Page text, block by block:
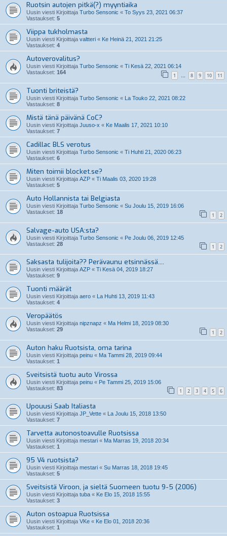
Ruotsin autojen pitkä(?) myyntiaika
Uusin viesti Kirjoittaja Turbo Sensonic « To Syys 23, 2021 06:37
Vastaukset: 5
Viippa tukholmasta
Uusin viesti Kirjoittaja valtteri « Ke Heinä 21, 2021 21:25
Vastaukset: 4
Autoverovalitus?
Uusin viesti Kirjoittaja Turbo Sensonic « Ti Kesä 22, 2021 06:14
Vastaukset: 164 1 … 8 9 10 11
Tuonti briteistä?
Uusin viesti Kirjoittaja Turbo Sensonic « La Touko 22, 2021 08:22
Vastaukset: 8
Mistä tänä päivänä CoC?
Uusin viesti Kirjoittaja Juuso-x « Ke Maalis 17, 2021 10:10
Vastaukset: 7
Cadillac BLS verotus
Uusin viesti Kirjoittaja Turbo Sensonic « Ti Huhti 21, 2020 06:23
Vastaukset: 6
Miten toimii blocket.se?
Uusin viesti Kirjoittaja AZP « Ti Maalis 03, 2020 19:28
Vastaukset: 5
Auto Hollannista tai Belgiasta
Uusin viesti Kirjoittaja Turbo Sensonic « Su Joulu 15, 2019 16:06
Vastaukset: 18 1 2
Salvage-auto USA:sta?
Uusin viesti Kirjoittaja Turbo Sensonic « Pe Joulu 06, 2019 12:45
Vastaukset: 28 1 2
Saksasta tulijoita?? Perävaunu etsinnässä....
Uusin viesti Kirjoittaja AZP « Ti Kesä 04, 2019 18:27
Vastaukset: 9
Tuonti määrät
Uusin viesti Kirjoittaja aero «
La Huhti 13, 2019 11:43
Vastaukset: 4
Veropäätös
Uusin viesti Kirjoittaja nipznapz « Ma Helmi 18, 2019 08:30
Vastaukset: 29 1 2
Auton haku Ruotsista, oma tarina
Uusin viesti Kirjoittaja peinu « Ma Tammi 28, 2019 09:44
Vastaukset: 1
Sveitsistä tuotu auto Virossa
Uusin viesti Kirjoittaja peinu « Pe Tammi 25, 2019 15:06
Vastaukset: 83 1 2 3 4 5 6
Upouusi Saab Italiasta
Uusin viesti Kirjoittaja JP_Vette « La Joulu 15, 2018 13:50
Vastaukset: 7
Tarvetta autonostoavulle Ruotsissa
Uusin viesti Kirjoittaja mestari « Ma Marras 19, 2018 20:34
Vastaukset: 1
95 V4 ruotsista?
Uusin viesti Kirjoittaja mestari « Su Marras 18, 2018 19:45
Vastaukset: 5
Sveitsistä Viroon, ja sieltä Suomeen tuotu 9-5 (2006)
Uusin viesti Kirjoittaja tuba « Ke Elo 15, 2018 15:55
Vastaukset: 3
Auton ostoapua Ruotsissa
Uusin viesti Kirjoittaja VKe « Ke Elo 01, 2018 20:36
Vastaukset: 1